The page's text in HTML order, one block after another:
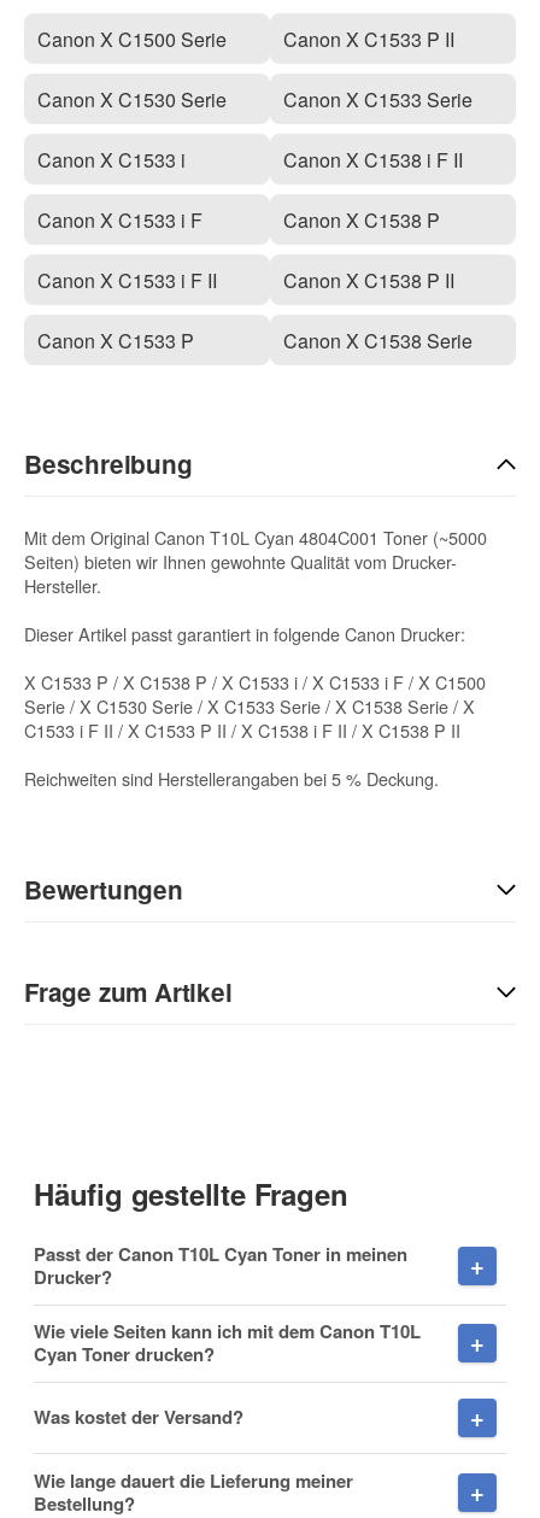
Canon X C1500 Serie
Canon X C1530 Serie
Canon X C1533 i
Canon X C1533 i F
Canon X C1533 i F II
Canon X C1533 P
Canon X C1533 P II
Canon X C1533 Serie
Canon X C1538 i F II
Canon X C1538 P
Canon X C1538 P II
Canon X C1538 Serie
Beschreibung
Mit dem Original Canon T10L Cyan 4804C001 Toner (~5000
Seiten) bieten wir Ihnen gewohnte Qualität vom Drucker-
Hersteller.
Dieser Artikel passt garantiert in folgende Canon Drucker:
X C1533 P / X C1538 P / X C1533 i / X C1533 i F / X C1500
Serie / X C1530 Serie / X C1533 Serie / X C1538 Serie / X
C1533 i F II / X C1533 P II / X C1538 i F II / X C1538 P II
Reichweiten sind Herstellerangaben bei 5 % Deckung.
Bewertungen
Sie Anderen bei der Kaufentscheidung:
Frage zum Artikel
Nachname
Firma
Häufig gestellte Fragen
Passt der Canon T10L Cyan Toner in meinen
Drucker?
Wie viele Seiten kann ich mit dem Canon T10L
Cyan Toner drucken?
Was kostet der Versand?
Wie lange dauert die Lieferung meiner
Bestellung?